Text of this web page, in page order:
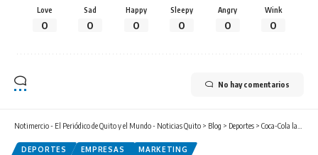
Love
0
Sad
0
Happy
0
Sleepy
0
Angry
0
Wink
0
No hay comentarios
Notimercio - El Periódico de Quito y el Mundo - Noticias Quito > Blog > Deportes > Coca-Cola lanza “Uncanned Emotions” rumbo a la Copa Mundial de la FIFA 2026
DEPORTES EMPRESAS MARKETING